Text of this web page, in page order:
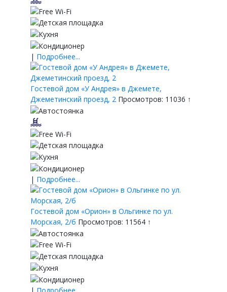
| Подробнее...
Гостевой дом «У Андрея» в Джемете,
Джеметинский проезд, 2 Просмотров: 11036 ↑
| Подробнее...
Гостевой дом «Орион» в Ольгинке по ул.
Морская, 2/б Просмотров: 11564 ↑
| Подробнее...